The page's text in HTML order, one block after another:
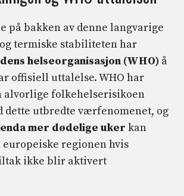
på bakken av denne langvarige
termiske stabiliteten har
helseorganisasjon (WHO) å
offisiell uttalelse. WHO har
alvorlige folkehelserisikoen
dette utbredte værfenomenet, og
enda mer dødelige uker kan
europeiske regionen hvis
ikke blir aktivert